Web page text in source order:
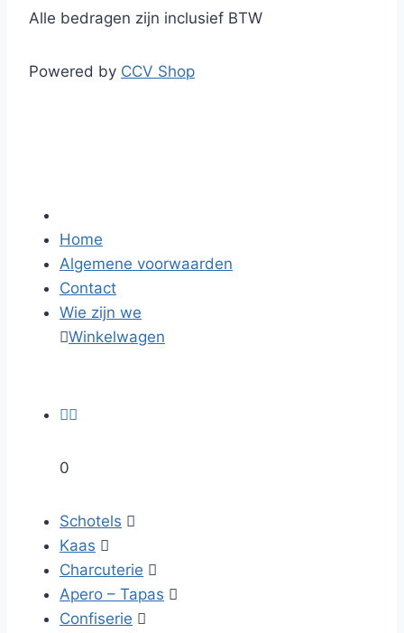
Alle bedragen zijn inclusief BTW
Powered by CCV Shop
Home
Algemene voorwaarden
Contact
Wie zijn we
Winkelwagen

0
Schotels 
Kaas 
Charcuterie 
Apero – Tapas 
Confiserie 